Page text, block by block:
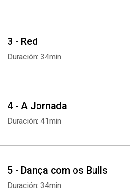
3 - Red
Duración: 34min
4 - A Jornada
Duración: 41min
5 - Dança com os Bulls
Duración: 34min